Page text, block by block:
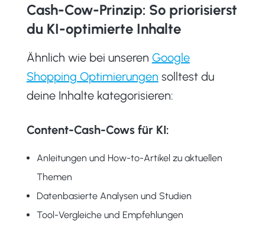
Cash-Cow-Prinzip: So priorisierst
du KI-optimierte Inhalte
Ähnlich wie bei unseren Google
Shopping Optimierungen solltest du
deine Inhalte kategorisieren:
Content-Cash-Cows für KI:
Anleitungen und How-to-Artikel zu aktuellen
Themen
Datenbasierte Analysen und Studien
Tool-Vergleiche und Empfehlungen